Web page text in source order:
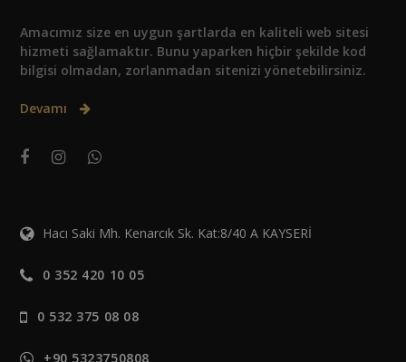
Amacımız size en uygun şartlarda en kaliteli web sitesi
hizmeti sağlamaktır. Bunu yaparken hiçbir şekilde kod
bilgisi olmadan, zorlanmadan sitenizi yönetebilirsiniz.
Devamı
Hacı Saki Mh. Kenarcık Sk. Kat:8/40 A KAYSERİ
0 352 420 10 05
0 532 375 08 08
+90 5323750808